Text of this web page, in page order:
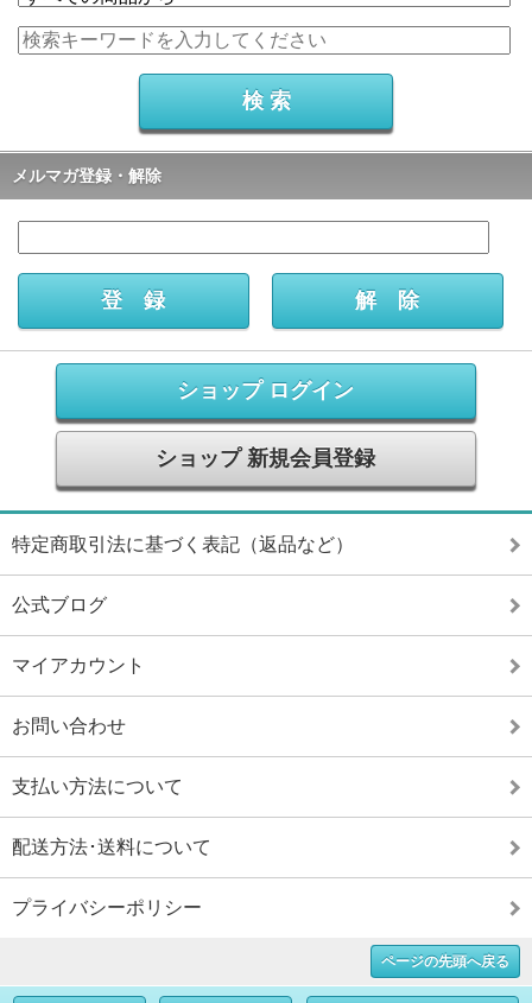
メルマガ登録・解除
ショップ ログイン
ショップ 新規会員登録
特定商取引法に基づく表記（返品など）
公式ブログ
マイアカウント
お問い合わせ
支払い方法について
配送方法･送料について
プライバシーポリシー
ページの先頭へ戻る